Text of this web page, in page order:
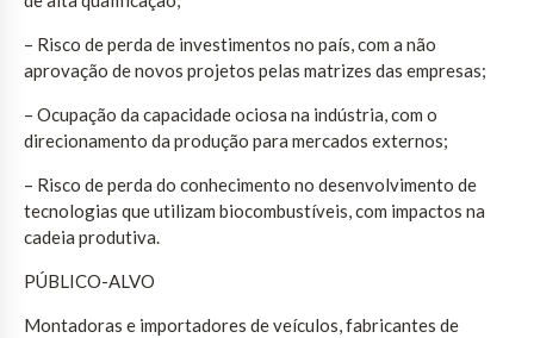
– Risco de perda de investimentos no país, com a não
aprovação de novos projetos pelas matrizes das empresas;
– Ocupação da capacidade ociosa na indústria, com o
direcionamento da produção para mercados externos;
– Risco de perda do conhecimento no desenvolvimento de
tecnologias que utilizam biocombustíveis, com impactos na
cadeia produtiva.
PÚBLICO-ALVO
Montadoras e importadores de veículos, fabricantes de